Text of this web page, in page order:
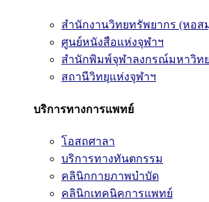
สำนักงานวิทยทรัพยากร (หอส
ศูนย์หนังสือแห่งจุฬาฯ
สำนักพิมพ์จุฬาลงกรณ์มหาวิท
สถานีวิทยุแห่งจุฬาฯ
บริการทางการแพทย์
โอสถศาลา
บริการทางทันตกรรม
คลินิกกายภาพบำบัด
คลินิกเทคนิคการแพทย์